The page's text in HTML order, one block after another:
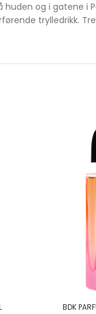
og i gatene i
trylledrikk.
BDK